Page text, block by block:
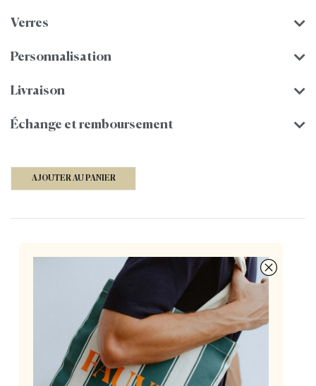
Verres
Personnalisation
Livraison
Échange et remboursement
AJOUTER AU PANIER
Des lunettes françaises à 155€, pensées par deux
opticiennes passionnées